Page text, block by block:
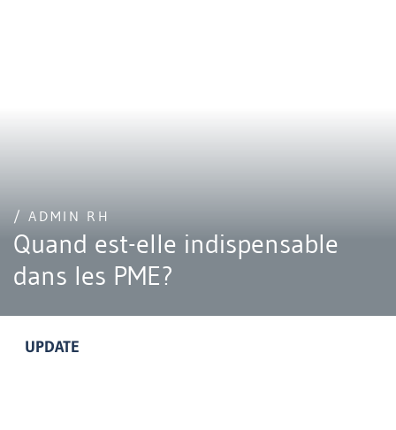
/ ADMIN RH
Quand est-elle indispensable
dans les PME?
UPDATE